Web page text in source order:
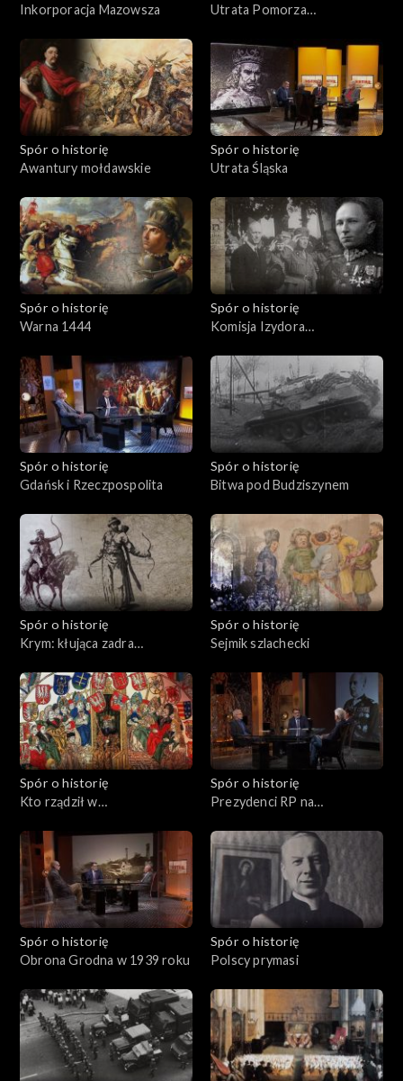
Inkorporacja Mazowsza
Utrata Pomorza
Spór o historię
Awantury mołdawskie
Spór o historię
Utrata Śląska
Spór o historię
Warna 1444
Spór o historię
Komisja Izydora
Spór o historię
Gdańsk i Rzeczpospolita
Spór o historię
Bitwa pod Budziszynem
Spór o historię
Krym: kłująca zadra
Spór o historię
Sejmik szlachecki
Spór o historię
Kto rządził w
Spór o historię
Prezydenci RP na
Spór o historię
Obrona Grodna w 1939 roku
Spór o historię
Polscy prymasi